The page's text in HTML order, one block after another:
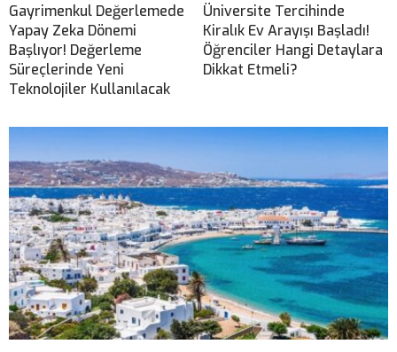
Gayrimenkul Değerlemede
Yapay Zeka Dönemi
Başlıyor! Değerleme
Süreçlerinde Yeni
Teknolojiler Kullanılacak
Üniversite Tercihinde
Kiralık Ev Arayışı Başladı!
Öğrenciler Hangi Detaylara
Dikkat Etmeli?